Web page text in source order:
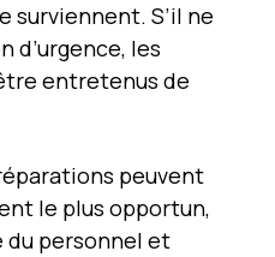
surviennent. S’il ne
d’urgence, les
entretenus de
peuvent
le plus opportun,
du personnel et